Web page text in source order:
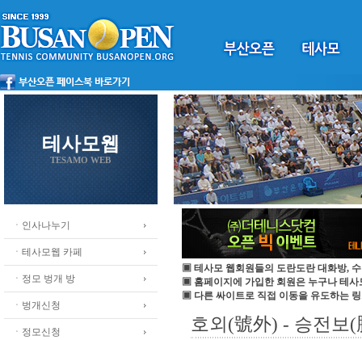
테사모웹
TESAMO WEB
ㆍ인사나누기
ㆍ테사모웹 카페
ㆍ정모 벙개 방
ㆍ벙개신청
ㆍ정모신청
▣ 테사모 웹회원들의 도란도란 대화방,
▣ 홈페이지에 가입한 회원은 누구나 테사
▣ 다른 싸이트로 직접 이동을 유도하는
호외(號外) - 승전보